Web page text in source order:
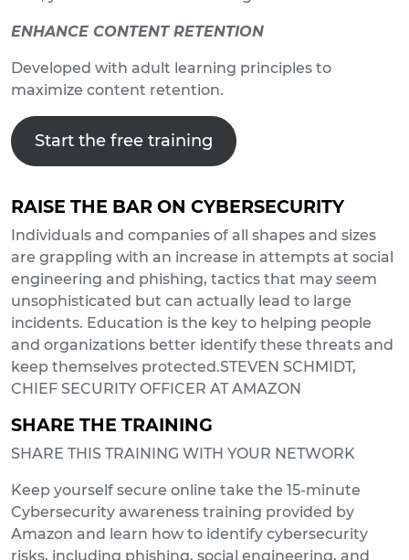
ENHANCE CONTENT RETENTION
Developed with adult learning principles to
maximize content retention.
Start the free training
RAISE THE BAR ON CYBERSECURITY
Individuals and companies of all shapes and sizes
are grappling with an increase in attempts at social
engineering and phishing, tactics that may seem
unsophisticated but can actually lead to large
incidents. Education is the key to helping people
and organizations better identify these threats and
keep themselves protected.STEVEN SCHMIDT,
CHIEF SECURITY OFFICER AT AMAZON
SHARE THE TRAINING
SHARE THIS TRAINING WITH YOUR NETWORK
Keep yourself secure online take the 15-minute
Cybersecurity awareness training provided by
Amazon and learn how to identify cybersecurity
risks, including phishing, social engineering, and